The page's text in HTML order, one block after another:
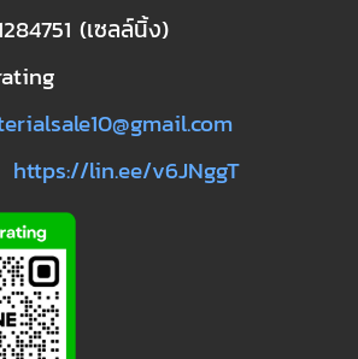
(เซลล์นิ้ง)
https://lin.ee/v6JNggT